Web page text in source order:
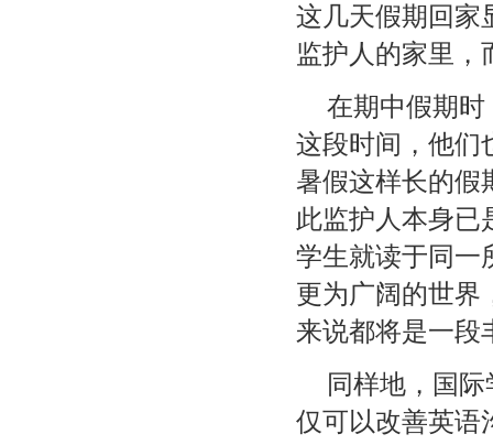
这几天假期回家
监护人的家里，
在期中假期
这段时间，他们
暑假这样长的假
此监护人本身已
学生就读于同一
更为广阔的世界
来说都将是一段
同样地，国
仅可以改善英语